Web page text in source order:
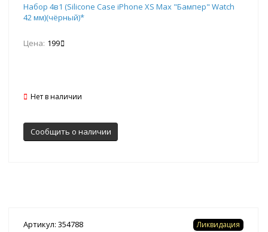
Набор 4в1 (Silicone Case iPhone XS Max "Бампер" Watch
42 мм)(чёрный)*
Цена: 199
Нет в наличии
Сообщить о наличии
Артикул: 354788
Ликвидация